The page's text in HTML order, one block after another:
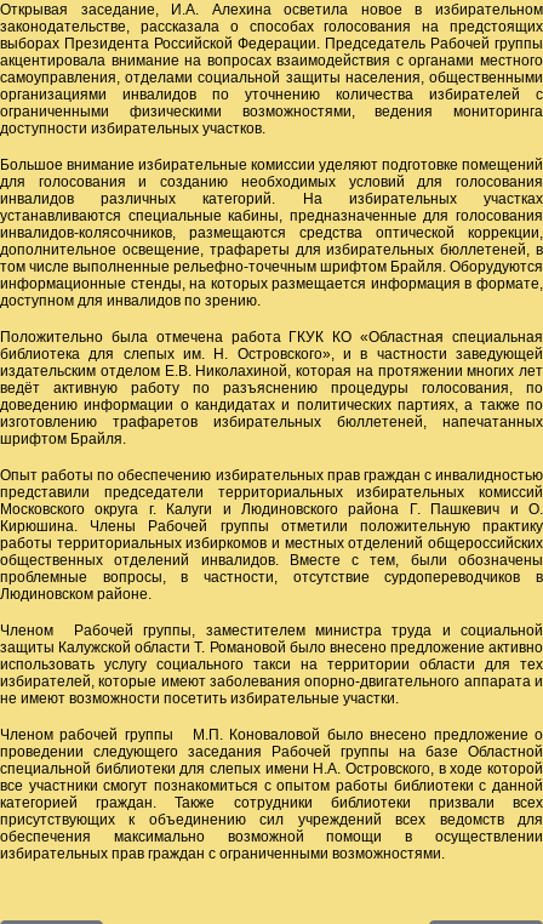
Открывая заседание, И.А. Алехина осветила новое в избирательном
законодательстве, рассказала о способах голосования на предстоящих
выборах Президента Российской Федерации. Председатель Рабочей группы
акцентировала внимание на вопросах взаимодействия с органами местного
самоуправления, отделами социальной защиты населения, общественными
организациями инвалидов по уточнению количества избирателей с
ограниченными физическими возможностями, ведения мониторинга
доступности избирательных участков.
Большое внимание избирательные комиссии уделяют подготовке помещений
для голосования и созданию необходимых условий для голосования
инвалидов различных категорий. На избирательных участках
устанавливаются специальные кабины, предназначенные для голосования
инвалидов-колясочников, размещаются средства оптической коррекции,
дополнительное освещение, трафареты для избирательных бюллетеней, в
том числе выполненные рельефно-точечным шрифтом Брайля. Оборудуются
информационные стенды, на которых размещается информация в формате,
доступном для инвалидов по зрению.
Положительно была отмечена работа ГКУК КО «Областная специальная
библиотека для слепых им. Н. Островского», и в частности заведующей
издательским отделом Е.В. Николахиной, которая на протяжении многих лет
ведёт активную работу по разъяснению процедуры голосования, по
доведению информации о кандидатах и политических партиях, а также по
изготовлению трафаретов избирательных бюллетеней, напечатанных
шрифтом Брайля.
Опыт работы по обеспечению избирательных прав граждан с инвалидностью
представили председатели территориальных избирательных комиссий
Московского округа г. Калуги и Людиновского района Г. Пашкевич и О.
Кирюшина. Члены Рабочей группы отметили положительную практику
работы территориальных избиркомов и местных отделений общероссийских
общественных отделений инвалидов. Вместе с тем, были обозначены
проблемные вопросы, в частности, отсутствие сурдопереводчиков в
Людиновском районе.
Членом Рабочей группы, заместителем министра труда и социальной
защиты Калужской области Т. Романовой было внесено предложение активно
использовать услугу социального такси на территории области для тех
избирателей, которые имеют заболевания опорно-двигательного аппарата и
не имеют возможности посетить избирательные участки.
Членом рабочей группы М.П. Коноваловой было внесено предложение о
проведении следующего заседания Рабочей группы на базе Областной
специальной библиотеки для слепых имени Н.А. Островского, в ходе которой
все участники смогут познакомиться с опытом работы библиотеки с данной
категорией граждан. Также сотрудники библиотеки призвали всех
присутствующих к объединению сил учреждений всех ведомств для
обеспечения максимально возможной помощи в осуществлении
избирательных прав граждан с ограниченными возможностями.